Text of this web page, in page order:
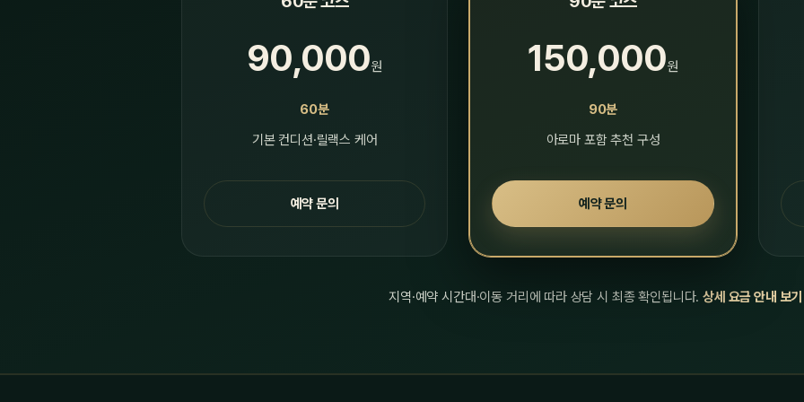
90,000원
60분
기본 컨디션·릴랙스 케어
예약 문의
150,000원
90분
아로마 포함 추천 구성
예약 문의
지역·예약 시간대·이동 거리에 따라 상담 시 최종 확인됩니다.상세 요금 안내 보